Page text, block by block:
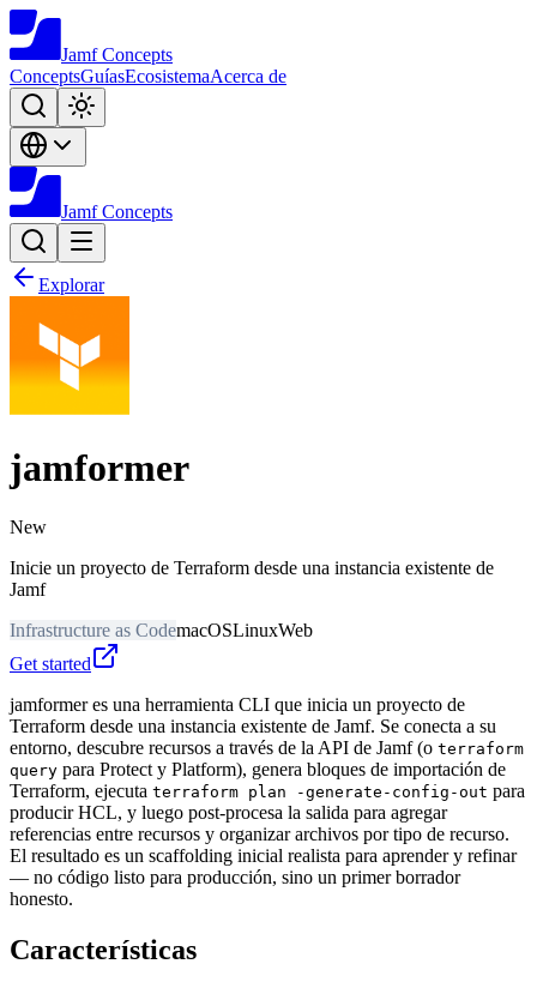
Jamf Concepts
ConceptsGuíasEcosistemaAcerca de
Jamf Concepts
Explorar
jamformer
New
Inicie un proyecto de Terraform desde una instancia existente de
Jamf
Infrastructure as CodemacOSLinuxWeb
Get started
jamformer es una herramienta CLI que inicia un proyecto de
Terraform desde una instancia existente de Jamf. Se conecta a su
entorno, descubre recursos a través de la API de Jamf (o terraform
query para Protect y Platform), genera bloques de importación de
Terraform, ejecuta terraform plan -generate-config-out para
producir HCL, y luego post-procesa la salida para agregar
referencias entre recursos y organizar archivos por tipo de recurso.
El resultado es un scaffolding inicial realista para aprender y refinar
— no código listo para producción, sino un primer borrador
honesto.
Características